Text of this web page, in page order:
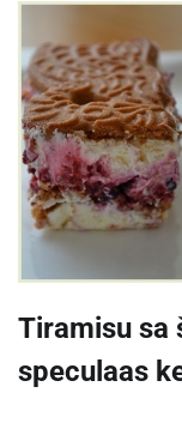
Tiramisu sa
speculaas